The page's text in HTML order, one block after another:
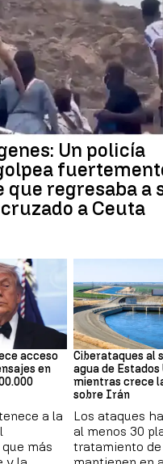
Un policía
regresaba a
a Ceuta
acceso
en
a la
más
Guerra Irán
Ciberataques al
agua de Estados
mientras crece
sobre Irán
Los ataques
al menos 30
tratamiento